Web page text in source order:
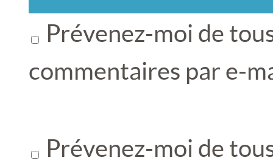
Prévenez-moi de
commentaires par e-
Prévenez-moi de